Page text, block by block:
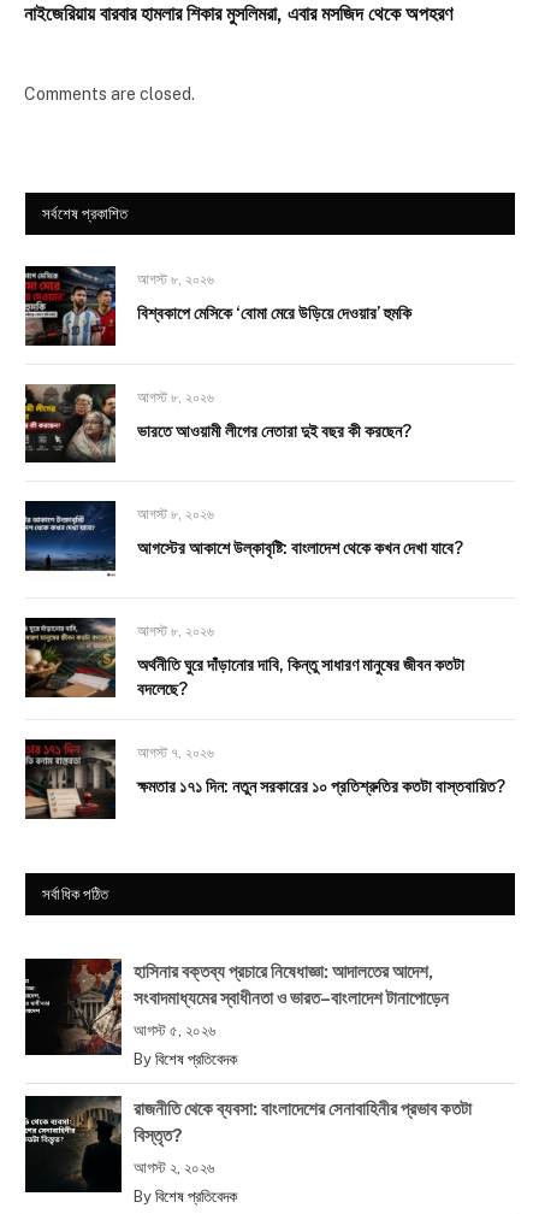
নাইজেরিয়ায় বারবার হামলার শিকার মুসলিমরা, এবার মসজিদ থেকে অপহরণ
Comments are closed.
সর্বশেষ প্রকাশিত
আগস্ট ৮, ২০২৬
বিশ্বকাপে মেসিকে ‘বোমা মেরে উড়িয়ে দেওয়ার’ হুমকি
আগস্ট ৮, ২০২৬
ভারতে আওয়ামী লীগের নেতারা দুই বছর কী করছেন?
আগস্ট ৮, ২০২৬
আগস্টের আকাশে উল্কাবৃষ্টি: বাংলাদেশ থেকে কখন দেখা যাবে?
আগস্ট ৮, ২০২৬
অর্থনীতি ঘুরে দাঁড়ানোর দাবি, কিন্তু সাধারণ মানুষের জীবন কতটা
বদলেছে?
আগস্ট ৭, ২০২৬
ক্ষমতার ১৭১ দিন: নতুন সরকারের ১০ প্রতিশ্রুতির কতটা বাস্তবায়িত?
সর্বাধিক পঠিত
হাসিনার বক্তব্য প্রচারে নিষেধাজ্ঞা: আদালতের আদেশ,
সংবাদমাধ্যমের স্বাধীনতা ও ভারত–বাংলাদেশ টানাপোড়েন
আগস্ট ৫, ২০২৬
By বিশেষ প্রতিবেদক
রাজনীতি থেকে ব্যবসা: বাংলাদেশের সেনাবাহিনীর প্রভাব কতটা
বিস্তৃত?
আগস্ট ২, ২০২৬
By বিশেষ প্রতিবেদক